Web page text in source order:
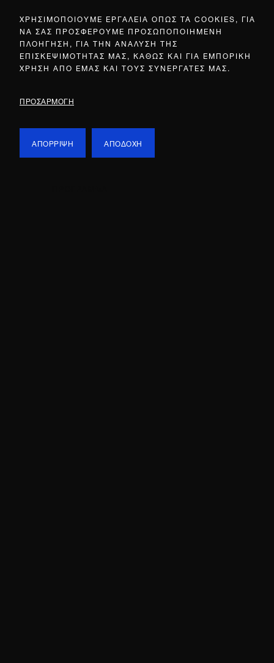
ΧΡΗΣΙΜΟΠΟΙΟΥΜΕ ΕΡΓΑΛΕΙΑ ΟΠΩΣ ΤΑ COOKIES, ΓΙΑ
ΝΑ ΣΑΣ ΠΡΟΣΦΕΡΟΥΜΕ ΠΡΟΣΩΠΟΠΟΙΗΜΕΝΗ
ΠΛΟΗΓΗΣΗ, ΓΙΑ ΤΗΝ ΑΝΑΛΥΣΗ ΤΗΣ
ΕΠΙΣΚΕΨΙΜΟΤΗΤΑΣ ΜΑΣ, ΚΑΘΩΣ ΚΑΙ ΓΙΑ ΕΜΠΟΡΙΚΗ
ΧΡΗΣΗ ΑΠΟ ΕΜΑΣ ΚΑΙ ΤΟΥΣ ΣΥΝΕΡΓΑΤΕΣ ΜΑΣ.
ΠΡΟΣΑΡΜΟΓΗ
ΑΠΟΡΡΙΨΗ ΑΠΟΔΟΧΗ